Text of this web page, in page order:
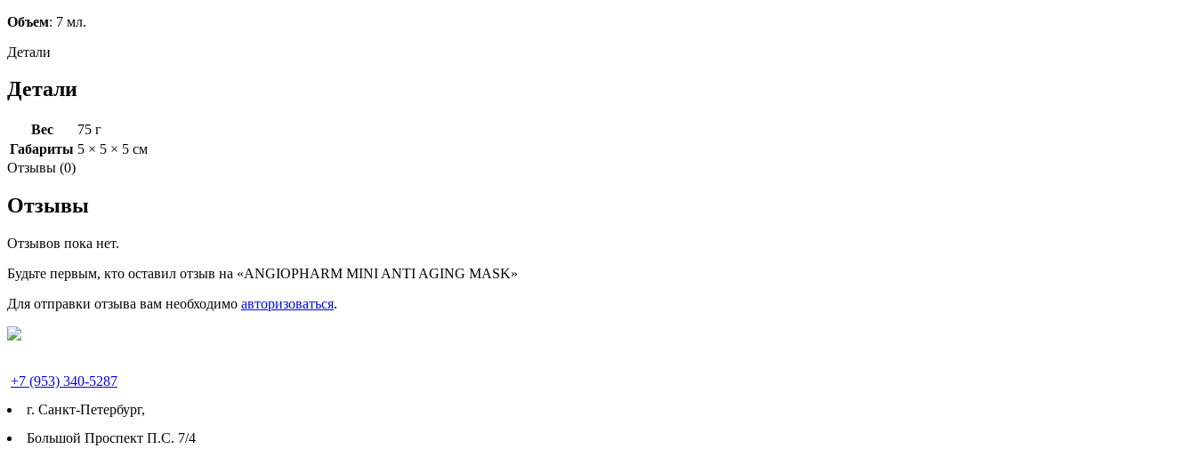
Объем: 7 мл.
Детали
Детали
Вес
75 г
Габариты 5 × 5 × 5 см
Отзывы (0)
Отзывы
Отзывов пока нет.
Будьте первым, кто оставил отзыв на «ANGIOPHARM MINI ANTI AGING MASK»
Для отправки отзыва вам необходимо авторизоваться.
+7 (953) 340-5287
г. Cанкт-Петербург,
Большой Проспект П.С. 7/4